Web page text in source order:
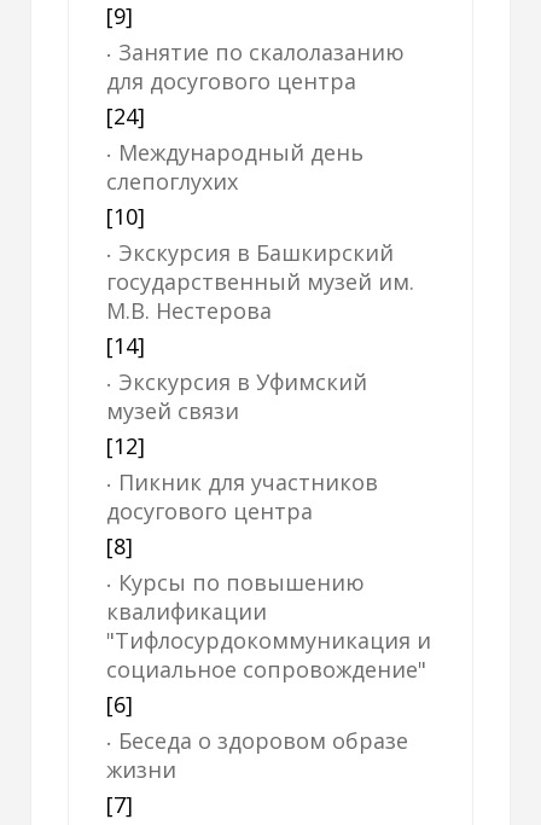
[9]
Занятие по скалолазанию
для досугового центра
[24]
Международный день
слепоглухих
[10]
Экскурсия в Башкирский
государственный музей им.
М.В. Нестерова
[14]
Экскурсия в Уфимский
музей связи
[12]
Пикник для участников
досугового центра
[8]
Курсы по повышению
квалификации
"Тифлосурдокоммуникация и
социальное сопровождение"
[6]
Беседа о здоровом образе
жизни
[7]